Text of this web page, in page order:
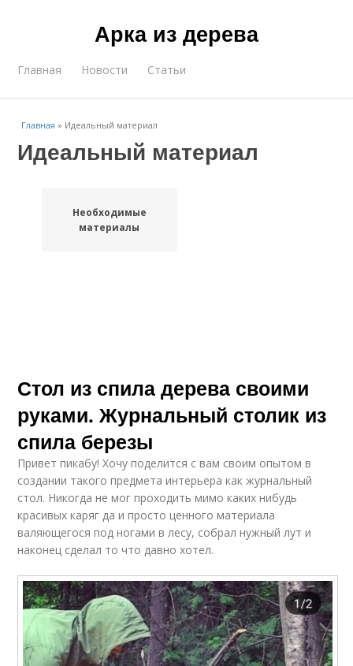
Арка из дерева
Главная Новости Статьи
Главная » Идеальный материал
Идеальный материал
Необходимые
материалы
Стол из спила дерева своими
руками. Журнальный столик из
спила березы
Привет пикабу! Хочу поделится с вам своим опытом в
создании такого предмета интерьера как журнальный
стол. Никогда не мог проходить мимо каких нибудь
красивых каряг да и просто ценного материала
валяющегося под ногами в лесу, собрал нужный лут и
наконец сделал то что давно хотел.